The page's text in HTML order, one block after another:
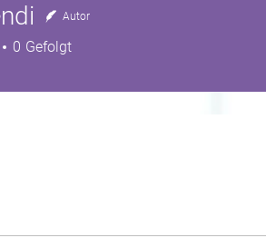
Autor
0 Gefolgt